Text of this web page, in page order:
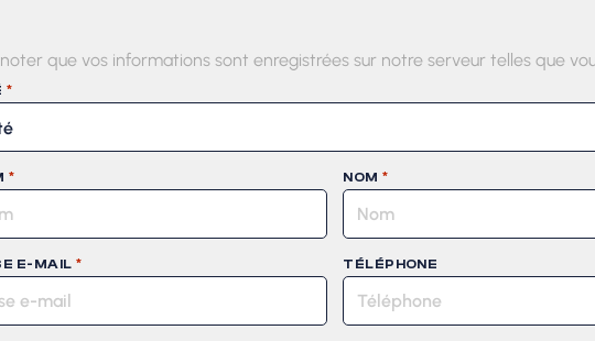
que vos informations sont enregistrées sur notre serveur telles que
*
* NOM *
E-MAIL * TÉLÉPHONE